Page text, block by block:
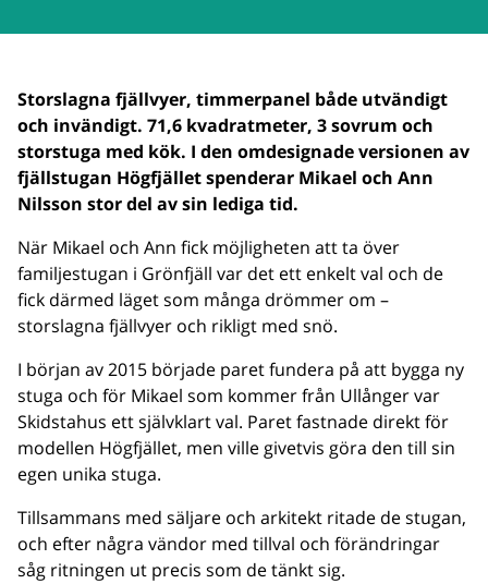
Storslagna fjällvyer, timmerpanel både utvändigt
och invändigt. 71,6 kvadratmeter, 3 sovrum och
storstuga med kök. I den omdesignade versionen av
fjällstugan Högfjället spenderar Mikael och Ann
Nilsson stor del av sin lediga tid.
När Mikael och Ann fick möjligheten att ta över
familjestugan i Grönfjäll var det ett enkelt val och de
fick därmed läget som många drömmer om –
storslagna fjällvyer och rikligt med snö.
I början av 2015 började paret fundera på att bygga ny
stuga och för Mikael som kommer från Ullånger var
Skidstahus ett självklart val. Paret fastnade direkt för
modellen Högfjället, men ville givetvis göra den till sin
egen unika stuga.
Tillsammans med säljare och arkitekt ritade de stugan,
och efter några vändor med tillval och förändringar
såg ritningen ut precis som de tänkt sig.